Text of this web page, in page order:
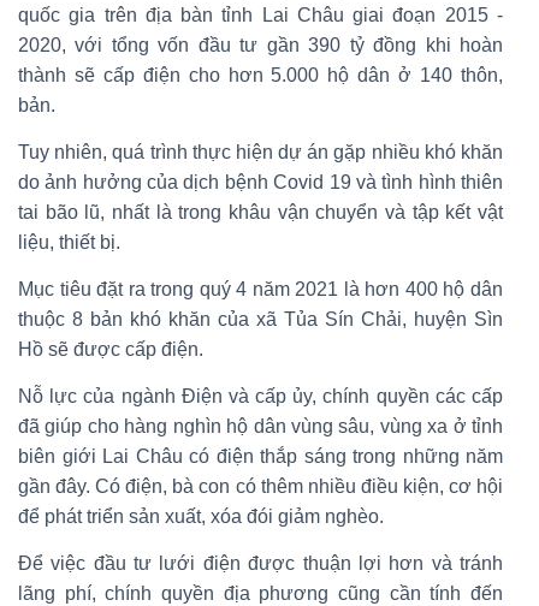
quốc gia trên địa bàn tỉnh Lai Châu giai đoạn 2015 -
2020, với tổng vốn đầu tư gần 390 tỷ đồng khi hoàn
thành sẽ cấp điện cho hơn 5.000 hộ dân ở 140 thôn,
bản.
Tuy nhiên, quá trình thực hiện dự án gặp nhiều khó khăn
do ảnh hưởng của dịch bệnh Covid 19 và tình hình thiên
tai bão lũ, nhất là trong khâu vận chuyển và tập kết vật
liệu, thiết bị.
Mục tiêu đặt ra trong quý 4 năm 2021 là hơn 400 hộ dân
thuộc 8 bản khó khăn của xã Tủa Sín Chải, huyện Sìn
Hồ sẽ được cấp điện.
Nỗ lực của ngành Điện và cấp ủy, chính quyền các cấp
đã giúp cho hàng nghìn hộ dân vùng sâu, vùng xa ở tỉnh
biên giới Lai Châu có điện thắp sáng trong những năm
gần đây. Có điện, bà con có thêm nhiều điều kiện, cơ hội
để phát triển sản xuất, xóa đói giảm nghèo.
Để việc đầu tư lưới điện được thuận lợi hơn và tránh
lãng phí, chính quyền địa phương cũng cần tính đến